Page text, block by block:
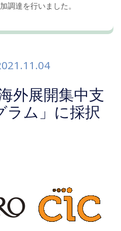
調達を行いました。
外展開集中支
ラム」に採択